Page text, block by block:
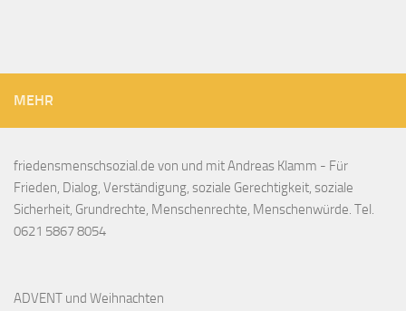
MEHR
friedensmenschsozial.de von und mit Andreas Klamm - Für
Frieden, Dialog, Verständigung, soziale Gerechtigkeit, soziale
Sicherheit, Grundrechte, Menschenrechte, Menschenwürde. Tel.
0621 5867 8054
ADVENT und Weihnachten